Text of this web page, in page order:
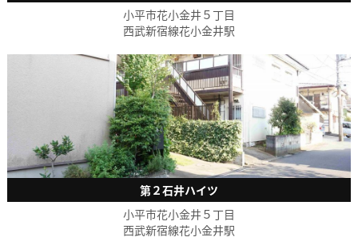
小平市花小金井５丁目
西武新宿線花小金井駅
第２石井ハイツ
小平市花小金井５丁目
西武新宿線花小金井駅